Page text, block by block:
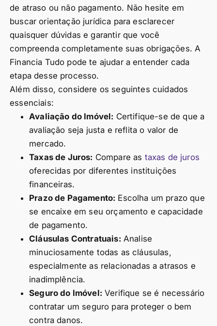
de atraso ou não pagamento. Não hesite em
buscar orientação jurídica para esclarecer
quaisquer dúvidas e garantir que você
compreenda completamente suas obrigações. A
Financia Tudo pode te ajudar a entender cada
etapa desse processo.
Além disso, considere os seguintes cuidados
essenciais:
Avaliação do Imóvel: Certifique-se de que a
avaliação seja justa e reflita o valor de
mercado.
Taxas de Juros: Compare as taxas de juros
oferecidas por diferentes instituições
financeiras.
Prazo de Pagamento: Escolha um prazo que
se encaixe em seu orçamento e capacidade
de pagamento.
Cláusulas Contratuais: Analise
minuciosamente todas as cláusulas,
especialmente as relacionadas a atrasos e
inadimplência.
Seguro do Imóvel: Verifique se é necessário
contratar um seguro para proteger o bem
contra danos.